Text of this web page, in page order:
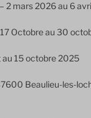
2 mars 2026 au 6
Octobre au 30
15 octobre 2025
Beaulieu-les-